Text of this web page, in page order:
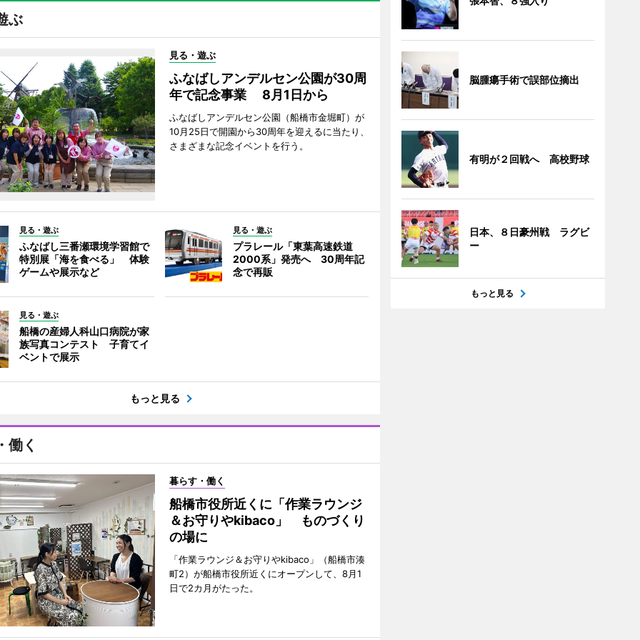
ぶ
見る・遊ぶ
ふなばしアンデルセン公園が30周
年で記念事業 8月1日から
ふなばしアンデルセン公園（船橋市金堀町）が
10月25日で開園から30周年を迎えるに当たり、
さまざまな記念イベントを行う。
見る・遊ぶ
ふなばし三番瀬環境学習館で
特別展「海を食べる」 体験
ゲームや展示など
見る・遊ぶ
プラレール「東葉高速鉄道
2000系」発売へ 30周年記
念で再販
見る・遊ぶ
船橋の産婦人科山口病院が家
族写真コンテスト 子育てイ
ベントで展示
もっと見る
働く
暮らす・働く
船橋市役所近くに「作業ラウンジ
＆お守りやkibaco」 ものづくり
の場に
「作業ラウンジ＆お守りやkibaco」（船橋市湊
町2）が船橋市役所近くにオープンして、8月1
日で2カ月がたった。
脳腫瘍手術で誤部位摘出
有明が２回戦へ 高校野球
日本、８日豪州戦 ラグビ
ー
もっと見る